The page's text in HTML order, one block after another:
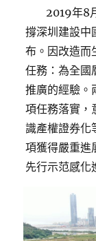
2019年8
撐深圳建設中
布。因改造而
任務：為全國
推廣的經驗。
項任務落實，
識產權證券化
項獲得嚴重進
先行示范感化